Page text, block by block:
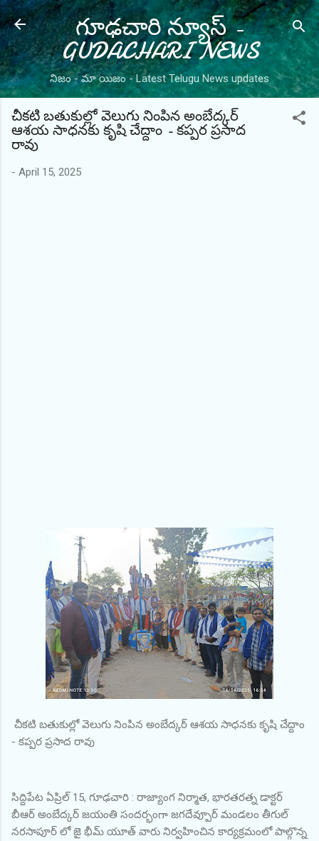
Skip to main content
గూఢచారి న్యూస్ -
GUDACHARI NEWS
నిజం - మా యిజం - Latest Telugu News updates
చీకటి బతుకుల్లో వెలుగు నింపిన అంబేద్కర్
ఆశయ సాధనకు కృషి చేద్దాం - కప్పర ప్రసాద
రావు
- April 15, 2025
చీకటి బతుకుల్లో వెలుగు నింపిన అంబేద్కర్ ఆశయ సాధనకు కృషి చేద్దాం
- కప్పర ప్రసాద రావు
సిద్దిపేట ఏప్రిల్ 15, గూఢచారి : రాజ్యాంగ నిర్మాత, భారతరత్న డాక్టర్
బీఆర్ అంబేద్కర్ జయంతి సందర్భంగా జగదేవ్పూర్ మండలం తీగుల్
నరసాపూర్ లో జై భీమ్ యూత్ వారు నిర్వహించిన కార్యక్రమంలో పాల్గొన్న